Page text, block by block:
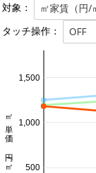
対象： ㎡家賃（円/
タッチ操作： OFF
500
1,000
1,500
㎡単価 円/㎡